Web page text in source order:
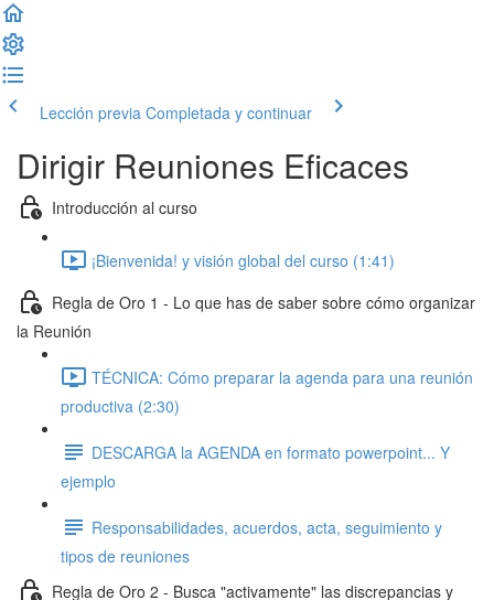
Lección previa Completada y continuar
Dirigir Reuniones Eficaces
Introducción al curso
¡Bienvenida! y visión global del curso (1:41)
Regla de Oro 1 - Lo que has de saber sobre cómo organizar
la Reunión
TÉCNICA: Cómo preparar la agenda para una reunión
productiva (2:30)
DESCARGA la AGENDA en formato powerpoint... Y
ejemplo
Responsabilidades, acuerdos, acta, seguimiento y
tipos de reuniones
Regla de Oro 2 - Busca "activamente" las discrepancias y